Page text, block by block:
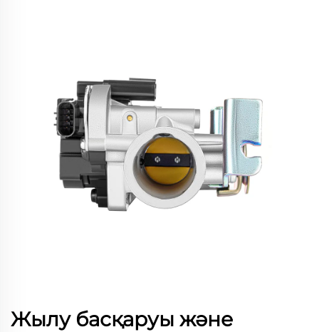
Жылу басқаруы және